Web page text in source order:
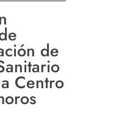
de
Centro